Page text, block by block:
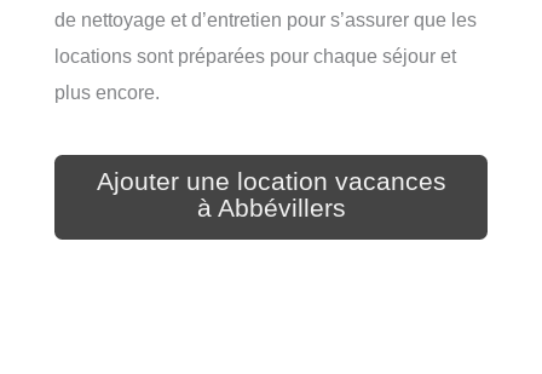
de nettoyage et d’entretien pour s’assurer que les
locations sont préparées pour chaque séjour et
plus encore.
Ajouter une location vacances
à Abbévillers